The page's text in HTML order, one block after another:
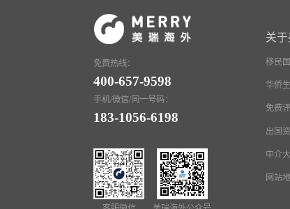
免费热线：
400-657-9598
手机/微信/同一号码：
183-1056-6198
关
移民
华侨生
免费
出国
中介
网站